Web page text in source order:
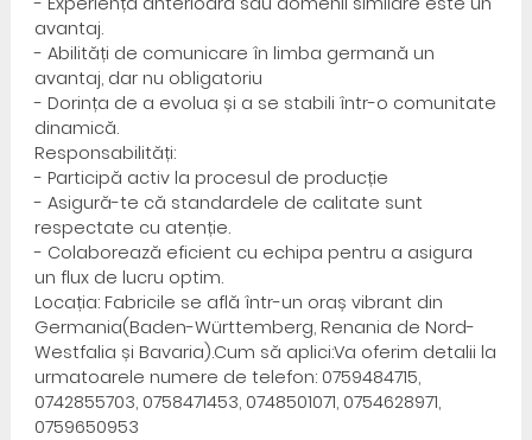
avantaj.
- Abilități de comunicare în limba germană un
avantaj, dar nu obligatoriu
- Dorința de a evolua și a se stabili într-o comunitate
dinamică.
Responsabilități:
- Participă activ la procesul de producție
- Asigură-te că standardele de calitate sunt
respectate cu atenție.
- Colaborează eficient cu echipa pentru a asigura
un flux de lucru optim.
Locația: Fabricile se află într-un oraș vibrant din
Germania(Baden-Württemberg, Renania de Nord-
Westfalia și Bavaria).Cum să aplici:Va oferim detalii la
urmatoarele numere de telefon: 0759484715,
0742855703, 0758471453, 0748501071, 0754628971,
0759650953